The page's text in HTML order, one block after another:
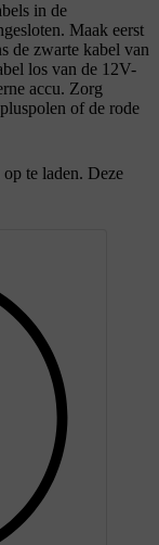
in de
Maak eerst
de zwarte kabel van
los van de 12V-
accu. Zorg
of de rode
te laden. Deze